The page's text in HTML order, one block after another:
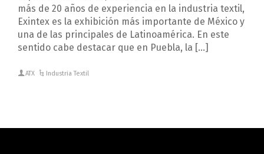
más de 20 años de experiencia en la industria textil,
Exintex es la exhibición más importante de México y
una de las principales de Latinoamérica. En este
sentido cabe destacar que en Puebla, la […]
ATX Industria Textil